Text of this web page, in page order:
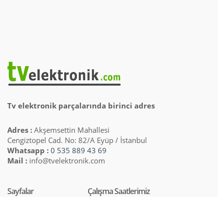
Tv elektronik parçalarında birinci adres
Adres : Akşemsettin Mahallesi
Cengiztopel Cad. No: 82/A Eyüp / İstanbul
Whatsapp : 0 535 889 43 69
Mail : info@tvelektronik.com
Sayfalar Çalışma Saatlerimiz